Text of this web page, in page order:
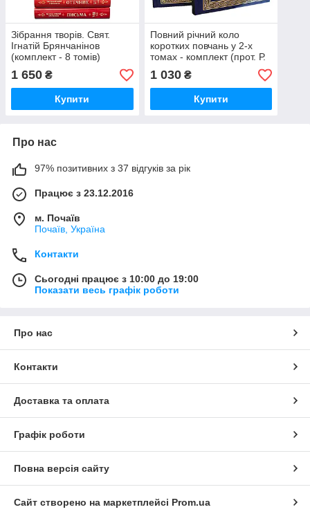
Зібрання творів. Свят.
Ігнатій Брянчанінов
(комплект - 8 томів)
1 650 ₴
Купити
Повний річний коло
коротких повчань у 2-х
томах - комплект (прот. Р.
Дяченко)
1 030₴
Купити
Про нас
97% позитивних з 37 відгуків за рік
Працює з 23.12.2016
м. Почаїв
Почаїв, Україна
Контакти
Сьогодні працює з 10:00 до 19:00
Показати весь графік роботи
Про нас
Контакти
Доставка та оплата
Графік роботи
Повна версія сайту
Сайт створено на маркетплейсі Prom.ua